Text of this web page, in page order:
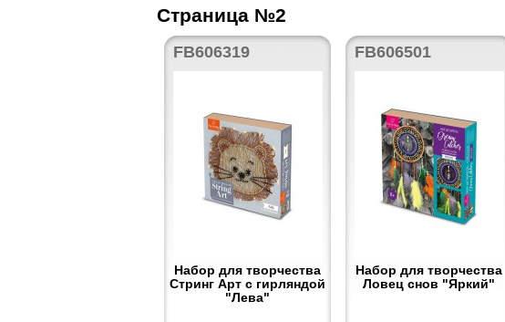
Страница №2
FB606319
Набор для творчества
Стринг Арт с гирляндой
"Лева"
FB606501
Набор для творчества
Ловец снов "Яркий"